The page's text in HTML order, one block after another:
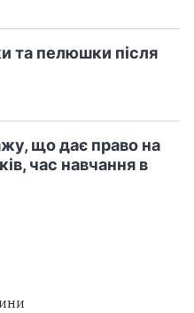
та пелюшки після
що дає право на
час навчання в